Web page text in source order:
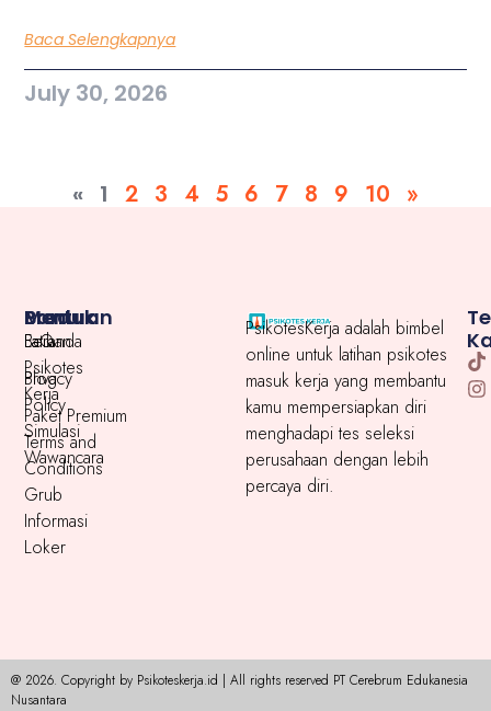
Baca Selengkapnya
July 30, 2026
« 1 2 3 4 5 6 7 8 9 10 »
PsikotesKerja adalah bimbel
online untuk latihan psikotes
masuk kerja yang membantu
kamu mempersiapkan diri
menghadapi tes seleksi
perusahaan dengan lebih
percaya diri.
Menu
Beranda
Blog
Paket Premium
Produk
Latihan
Psikotes
Kerja
Simulasi
Wawancara
Grub
Informasi
Loker
Bantuan
FaQ
Privacy
Policy
Terms and
Conditions
@ 2026. Copyright by Psikoteskerja.id | All rights reserved PT Cerebrum Edukanesia
Nusantara​